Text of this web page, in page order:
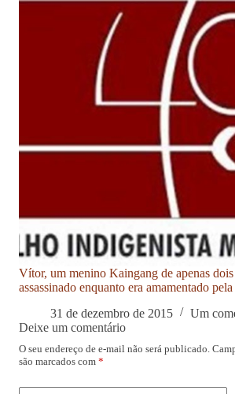
Vítor, um menino Kaingang de apenas dois
assassinado enquanto era amamentado pela
31 de dezembro de 2015
Um
Deixe um comentário
O seu endereço de e-mail não será publicado.
são marcados com *